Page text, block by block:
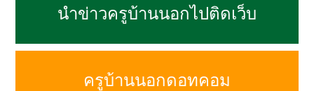
นำข่าวครูบ้านนอกไปติดเว็บ
ครูบ้านนอกดอทคอม